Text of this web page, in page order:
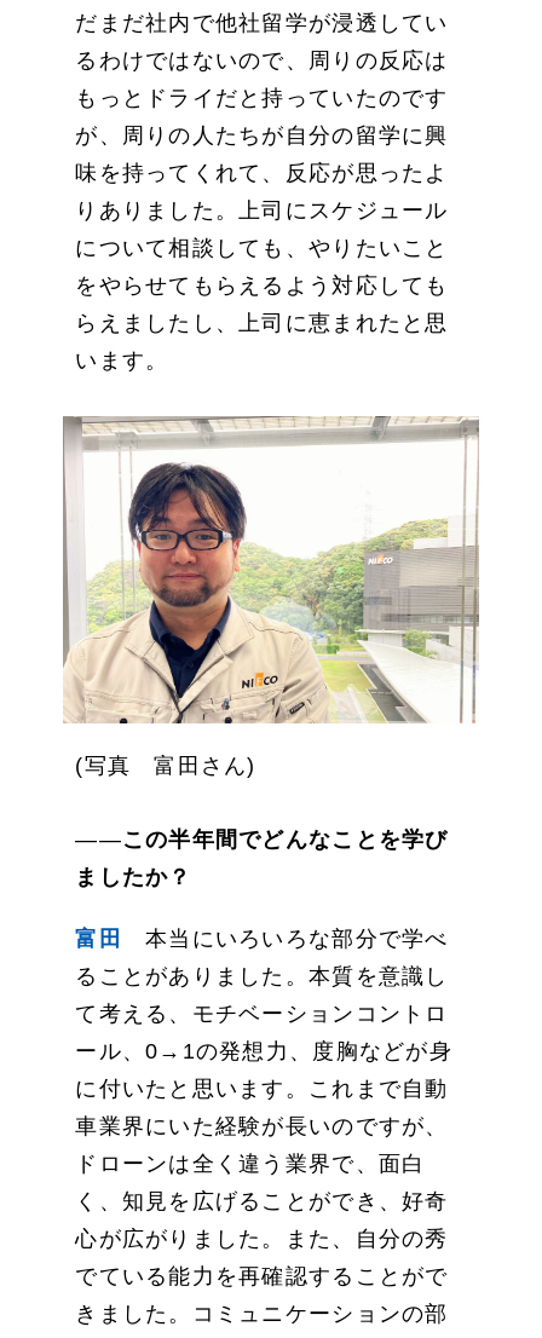
だまだ社内で他社留学が浸透してい
るわけではないので、周りの反応は
もっとドライだと持っていたのです
が、周りの人たちが自分の留学に興
味を持ってくれて、反応が思ったよ
りありました。上司にスケジュール
について相談しても、やりたいこと
をやらせてもらえるよう対応しても
らえましたし、上司に恵まれたと思
います。
(写真 富田さん)
――この半年間でどんなことを学び
ましたか？
富田
本当にいろいろな部分で学べ
ることがありました。本質を意識し
て考える、モチベーションコントロ
ール、0→1の発想力、度胸などが身
に付いたと思います。これまで自動
車業界にいた経験が長いのですが、
ドローンは全く違う業界で、面白
く、知見を広げることができ、好奇
心が広がりました。また、自分の秀
でている能力を再確認することがで
きました。コミュニケーションの部